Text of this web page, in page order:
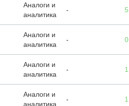
Аналоги и
аналитика
- 5
Аналоги и
аналитика
- 0
Аналоги и
аналитика
- 1
Аналоги и
аналитика
- 1